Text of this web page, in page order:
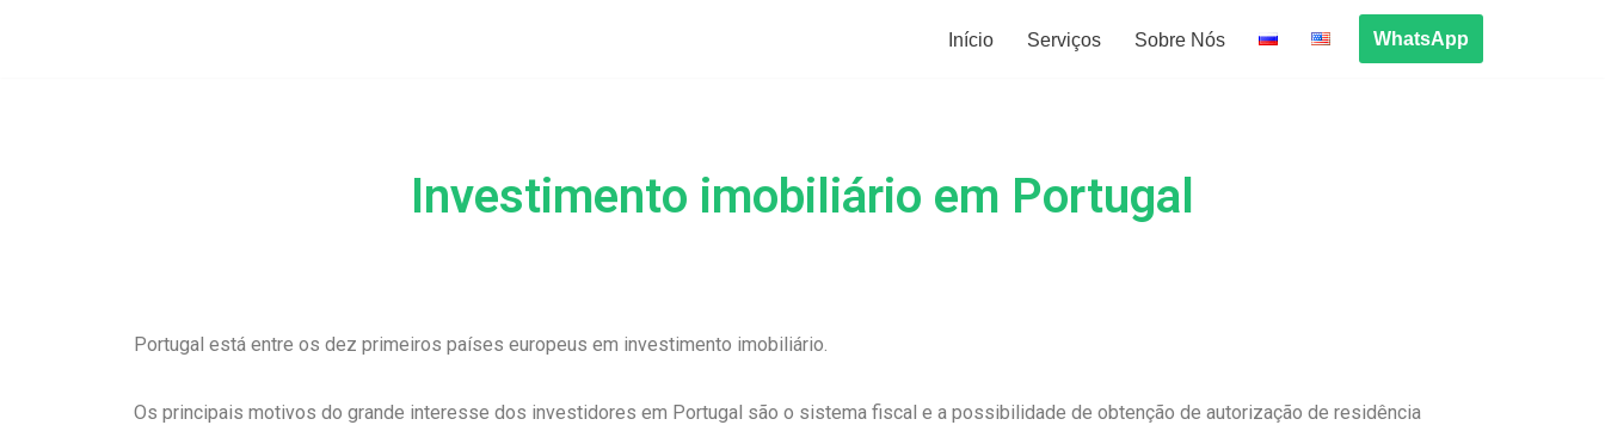
Início Serviços Sobre Nós WhatsApp
Investimento imobiliário em Portugal
Portugal está entre os dez primeiros países europeus em investimento imobiliário.
Os principais motivos do grande interesse dos investidores em Portugal são o sistema fiscal e a possibilidade de obtenção de autorização de residência